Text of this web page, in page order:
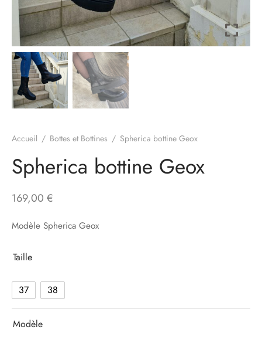
Accueil / Bottes et Bottines / Spherica bottine Geox
Spherica bottine Geox
169,00 €
Modèle Spherica Geox
Taille
37 38
Modèle